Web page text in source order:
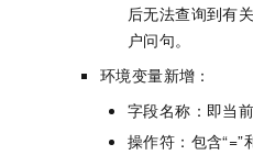
后无法查询到有
户问句。
环境变量新增：
字段名称：即当前
操作符：包含“=”